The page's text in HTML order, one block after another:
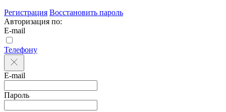
Регистрация Восстановить пароль
Авторизация по:
E-mail
Телефону
E-mail
Пароль